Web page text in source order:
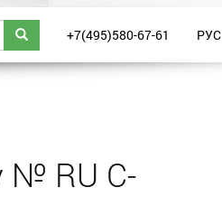
+7(495)580-67-61 РУС
№ RU С-